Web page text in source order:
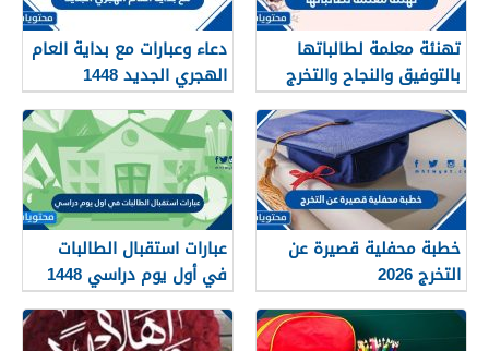
تهنئة معلمة لطالباتها
بالتوفيق والنجاح والتخرج
2026
دعاء وعبارات مع بداية العام
الهجري الجديد 1448
خطبة محفلية قصيرة عن
التخرج 2026
عبارات استقبال الطالبات
في أول يوم دراسي 1448